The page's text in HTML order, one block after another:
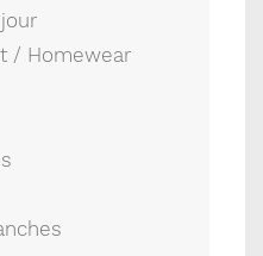
/ Homewear